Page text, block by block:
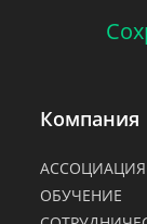
Компания
АССОЦИАЦИЯ
ОБУЧЕНИЕ